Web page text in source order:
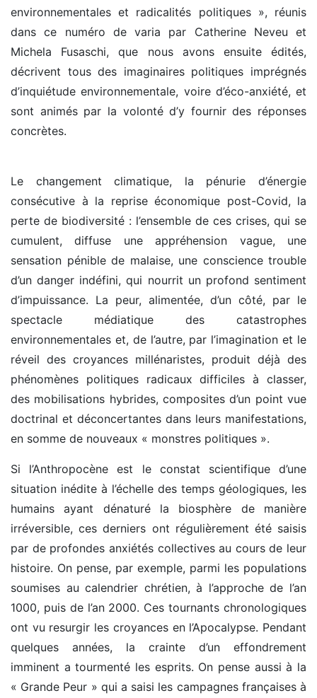
environnementales et radicalités politiques », réunis
dans ce numéro de varia par Catherine Neveu et
Michela Fusaschi, que nous avons ensuite édités,
décrivent tous des imaginaires politiques imprégnés
d’inquiétude environnementale, voire d’éco-anxiété, et
sont animés par la volonté d’y fournir des réponses
concrètes.
Le changement climatique, la pénurie d’énergie
consécutive à la reprise économique post-Covid, la
perte de biodiversité : l’ensemble de ces crises, qui se
cumulent, diffuse une appréhension vague, une
sensation pénible de malaise, une conscience trouble
d’un danger indéfini, qui nourrit un profond sentiment
d’impuissance. La peur, alimentée, d’un côté, par le
spectacle médiatique des catastrophes
environnementales et, de l’autre, par l’imagination et le
réveil des croyances millénaristes, produit déjà des
phénomènes politiques radicaux difficiles à classer,
des mobilisations hybrides, composites d’un point vue
doctrinal et déconcertantes dans leurs manifestations,
en somme de nouveaux « monstres politiques ».
Si l’Anthropocène est le constat scientifique d’une
situation inédite à l’échelle des temps géologiques, les
humains ayant dénaturé la biosphère de manière
irréversible, ces derniers ont régulièrement été saisis
par de profondes anxiétés collectives au cours de leur
histoire. On pense, par exemple, parmi les populations
soumises au calendrier chrétien, à l’approche de l’an
1000, puis de l’an 2000. Ces tournants chronologiques
ont vu resurgir les croyances en l’Apocalypse. Pendant
quelques années, la crainte d’un effondrement
imminent a tourmenté les esprits. On pense aussi à la
« Grande Peur » qui a saisi les campagnes françaises à